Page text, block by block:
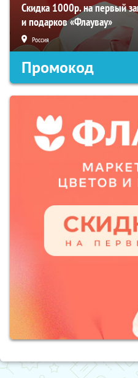
Скидка 1000р. на первый
и подарков «Флаувау»
Россия
Промокод